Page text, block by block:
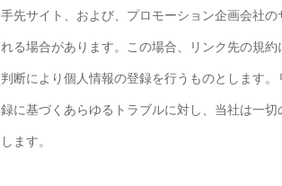
手先サイト、および、プロモーション企画会社
れる場合があります。この場合、リンク先の規
判断により個人情報の登録を行うものとします
録に基づくあらゆるトラブルに対し、当社は一
します。